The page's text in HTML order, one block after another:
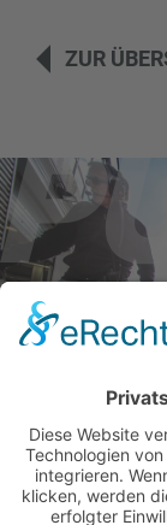
ZUR